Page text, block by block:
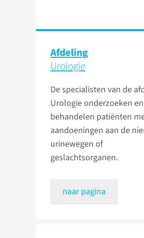
Afdeling
Urologie
De specialisten van de
Urologie onderzoeken en
behandelen patiënten
aandoeningen aan de
urinewegen of
geslachtsorganen.
naar pagina